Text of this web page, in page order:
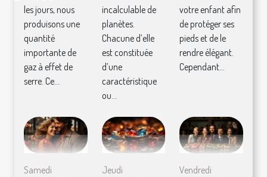
?
Covid ?
les jours, nous
produisons une
quantité
importante de
gaz à effet de
serre. Ce...
incalculable de
planètes.
Chacune d’elle
est constituée
d’une
caractéristique
ou...
votre enfant afin
de protéger ses
pieds et de le
rendre élégant.
Cependant...
Samedi
Jeudi
Vendredi